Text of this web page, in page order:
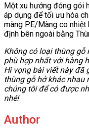
Một xu hướng đóng gói
áp dụng để tối ưu hóa
màng PE/Màng co
định bên ngoài bằng
Không có loại thùng gỗ
phù hợp nhất với hàng
Hi vọng bài viết này đã
thùng gỗ hở khác nhau
chúng tôi để có được
nhé!
Author